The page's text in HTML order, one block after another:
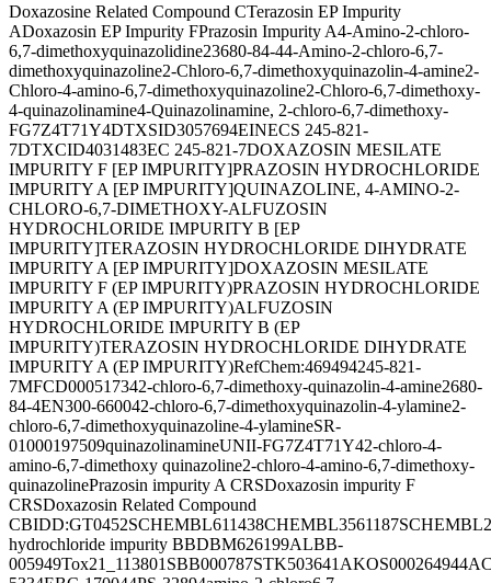
Doxazosine Related Compound CTerazosin EP Impurity
ADoxazosin EP Impurity FPrazosin Impurity A4-Amino-2-chloro-
6,7-dimethoxyquinazolidine23680-84-44-Amino-2-chloro-6,7-
dimethoxyquinazoline2-Chloro-6,7-dimethoxyquinazolin-4-amine2-
Chloro-4-amino-6,7-dimethoxyquinazoline2-Chloro-6,7-dimethoxy-
4-quinazolinamine4-Quinazolinamine, 2-chloro-6,7-dimethoxy-
FG7Z4T71Y4DTXSID3057694EINECS 245-821-
7DTXCID4031483EC 245-821-7DOXAZOSIN MESILATE
IMPURITY F [EP IMPURITY]PRAZOSIN HYDROCHLORIDE
IMPURITY A [EP IMPURITY]QUINAZOLINE, 4-AMINO-2-
CHLORO-6,7-DIMETHOXY-ALFUZOSIN
HYDROCHLORIDE IMPURITY B [EP
IMPURITY]TERAZOSIN HYDROCHLORIDE DIHYDRATE
IMPURITY A [EP IMPURITY]DOXAZOSIN MESILATE
IMPURITY F (EP IMPURITY)PRAZOSIN HYDROCHLORIDE
IMPURITY A (EP IMPURITY)ALFUZOSIN
HYDROCHLORIDE IMPURITY B (EP
IMPURITY)TERAZOSIN HYDROCHLORIDE DIHYDRATE
IMPURITY A (EP IMPURITY)RefChem:469494245-821-
7MFCD000517342-chloro-6,7-dimethoxy-quinazolin-4-amine2680-
84-4EN300-660042-chloro-6,7-dimethoxyquinazolin-4-ylamine2-
chloro-6,7-dimethoxyquinazoline-4-ylamineSR-
01000197509quinazolinamineUNII-FG7Z4T71Y42-chloro-4-
amino-6,7-dimethoxy quinazoline2-chloro-4-amino-6,7-dimethoxy-
quinazolinePrazosin impurity A CRSDoxazosin impurity F
CRSDoxazosin Related Compound
CBIDD:GT0452SCHEMBL611438CHEMBL3561187
hydrochloride impurity BBDBM626199ALBB-
005949Tox21_113801 SBB000787STK503641 AKOS000264944